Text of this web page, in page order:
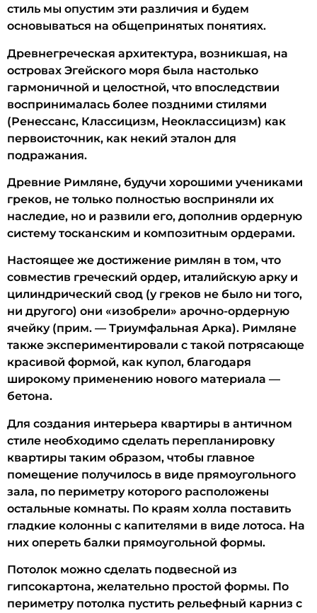
стиль мы опустим эти различия и будем
основываться на общепринятых понятиях.
Древнегреческая архитектура, возникшая, на
островах Эгейского моря была настолько
гармоничной и целостной, что впоследствии
воспринималась более поздними стилями
(Ренессанс, Классицизм, Неоклассицизм) как
первоисточник, как некий эталон для
подражания.
Древние Римляне, будучи хорошими учениками
греков, не только полностью восприняли их
наследие, но и развили его, дополнив ордерную
систему тосканским и композитным ордерами.
Настоящее же достижение римлян в том, что
совместив греческий ордер, италийскую арку и
цилиндрический свод (у греков не было ни того,
ни другого) они «изобрели» арочно-ордерную
ячейку (прим. — Триумфальная Арка). Римляне
также экспериментировали с такой потрясающе
красивой формой, как купол, благодаря
широкому применению нового материала —
бетона.
Для создания интерьера квартиры в античном
стиле необходимо сделать перепланировку
квартиры таким образом, чтобы главное
помещение получилось в виде прямоугольного
зала, по периметру которого расположены
остальные комнаты. По краям холла поставить
гладкие колонны с капителями в виде лотоса. На
них опереть балки прямоугольной формы.
Потолок можно сделать подвесной из
гипсокартона, желательно простой формы. По
периметру потолка пустить рельефный карниз с